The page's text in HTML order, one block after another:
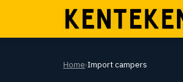
Home›Import campers